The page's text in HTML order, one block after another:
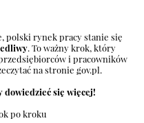
polski rynek pracy stanie się
. To ważny krok, który
i pracowników
na stroniegov.pl.
dowiedzieć się więcej!
po kroku